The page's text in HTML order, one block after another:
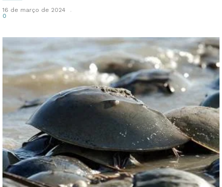
16 de março de 2024
0